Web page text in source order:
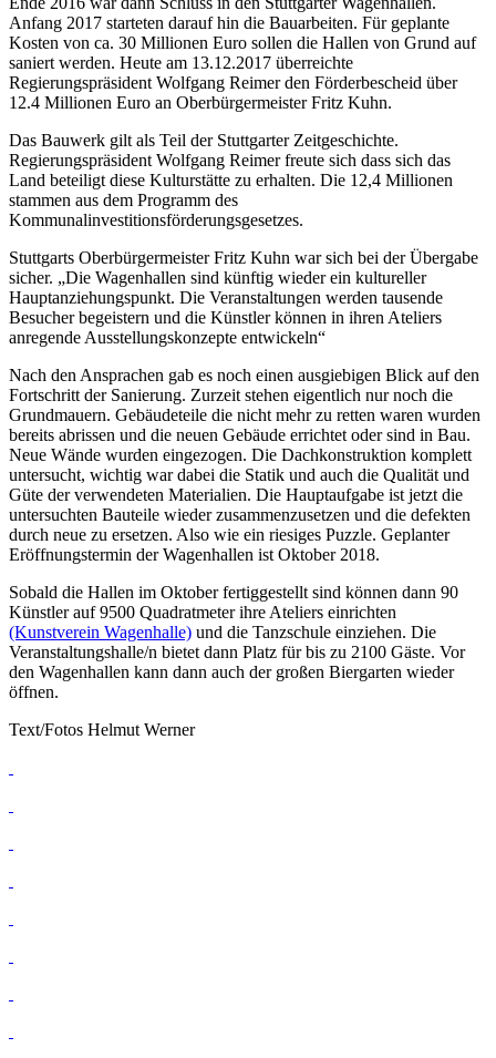
Anfang 2017 starteten darauf hin die Bauarbeiten. Für geplante
Kosten von ca. 30 Millionen Euro sollen die Hallen von Grund auf
saniert werden. Heute am 13.12.2017 überreichte
Regierungspräsident Wolfgang Reimer den Förderbescheid über
12.4 Millionen Euro an Oberbürgermeister Fritz Kuhn.
Das Bauwerk gilt als Teil der Stuttgarter Zeitgeschichte.
Regierungspräsident Wolfgang Reimer freute sich dass sich das
Land beteiligt diese Kulturstätte zu erhalten. Die 12,4 Millionen
stammen aus dem Programm des
Kommunalinvestitionsförderungsgesetzes.
Stuttgarts Oberbürgermeister Fritz Kuhn war sich bei der Übergabe
sicher. „Die Wagenhallen sind künftig wieder ein kultureller
Hauptanziehungspunkt. Die Veranstaltungen werden tausende
Besucher begeistern und die Künstler können in ihren Ateliers
anregende Ausstellungskonzepte entwickeln“
Nach den Ansprachen gab es noch einen ausgiebigen Blick auf den
Fortschritt der Sanierung. Zurzeit stehen eigentlich nur noch die
Grundmauern. Gebäudeteile die nicht mehr zu retten waren wurden
bereits abrissen und die neuen Gebäude errichtet oder sind in Bau.
Neue Wände wurden eingezogen. Die Dachkonstruktion komplett
untersucht, wichtig war dabei die Statik und auch die Qualität und
Güte der verwendeten Materialien. Die Hauptaufgabe ist jetzt die
untersuchten Bauteile wieder zusammenzusetzen und die defekten
durch neue zu ersetzen. Also wie ein riesiges Puzzle. Geplanter
Eröffnungstermin der Wagenhallen ist Oktober 2018.
Sobald die Hallen im Oktober fertiggestellt sind können dann 90
Künstler auf 9500 Quadratmeter ihre Ateliers einrichten
(Kunstverein Wagenhalle) und die Tanzschule einziehen. Die
Veranstaltungshalle/n bietet dann Platz für bis zu 2100 Gäste. Vor
den Wagenhallen kann dann auch der großen Biergarten wieder
öffnen.
Text/Fotos Helmut Werner